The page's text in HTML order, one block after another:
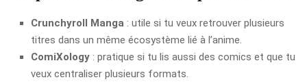
Crunchyroll Manga : utile si tu veux retrouver plusieurs
titres dans un même écosystème lié à l’anime.
ComiXology : pratique si tu lis aussi des comics et que tu
veux centraliser plusieurs formats.